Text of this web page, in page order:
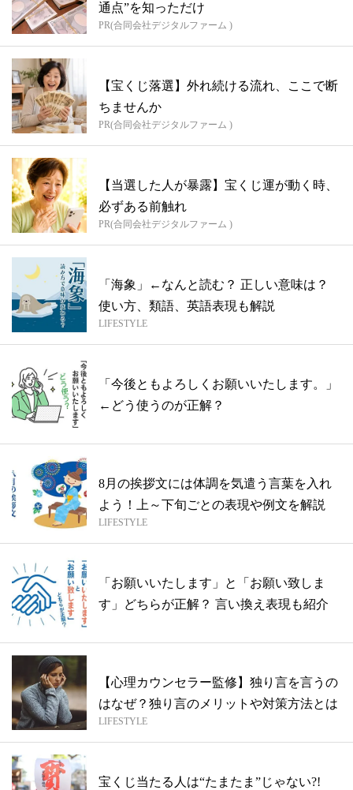
通点”を知っただけ
PR(合同会社デジタルファーム )
【宝くじ落選】外れ続ける流れ、ここで断
ちませんか
PR(合同会社デジタルファーム )
【当選した人が暴露】宝くじ運が動く時、
必ずある前触れ
PR(合同会社デジタルファーム )
「海象」←なんと読む？ 正しい意味は？
使い方、類語、英語表現も解説
LIFESTYLE
「今後ともよろしくお願いいたします。」
←どう使うのが正解？
8月の挨拶文には体調を気遣う言葉を入れ
よう！上～下旬ごとの表現や例文を解説
LIFESTYLE
「お願いいたします」と「お願い致しま
す」どちらが正解？ 言い換え表現も紹介
【心理カウンセラー監修】独り言を言うの
はなぜ？独り言のメリットや対策方法とは
LIFESTYLE
宝くじ当たる人は“たまたま”じゃない?!